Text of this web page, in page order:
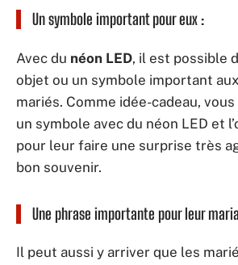
Un symbole important pour eux :
Avec du néon LED, il est possible
objet ou un symbole important
mariés. Comme idée-cadeau,
un symbole avec du néon LED et
pour leur faire une surprise très
bon souvenir.
Une phrase importante pour leur
Il peut aussi y arriver que les